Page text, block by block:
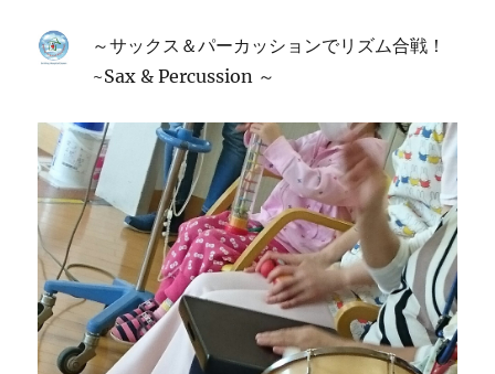
～サックス＆パーカッションでリズム合戦！
~Sax & Percussion ～